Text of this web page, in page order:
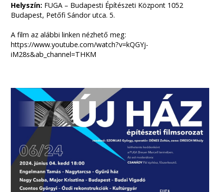
Helyszín: FUGA – Budapesti Építészeti Központ 1052
Budapest, Petőfi Sándor utca. 5.
A film az alábbi linken nézhető meg:
https://www.youtube.com/watch?v=kQGYj-
iM28s&ab_channel=THKM